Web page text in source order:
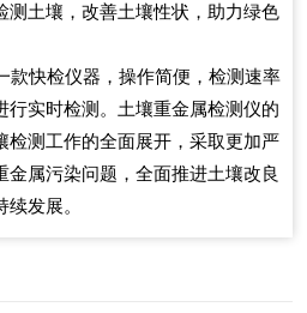
测土壤，改善土壤性状，助力绿色
快检仪器，操作简便，检测速率
行实时检测。土壤重金属检测仪的
检测工作的全面展开，采取更加严
金属污染问题，全面推进土壤改良
发展。